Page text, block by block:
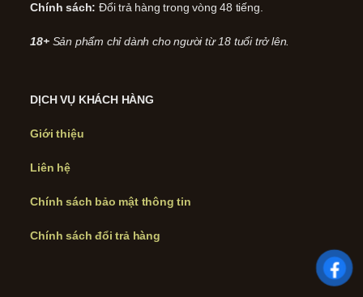
Chính sách: Đổi trả hàng trong vòng 48 tiếng.
18+ Sản phẩm chỉ dành cho người từ 18 tuổi trở lên.
DỊCH VỤ KHÁCH HÀNG
Giới thiệu
Liên hệ
Chính sách bảo mật thông tin
Chính sách đổi trả hàng